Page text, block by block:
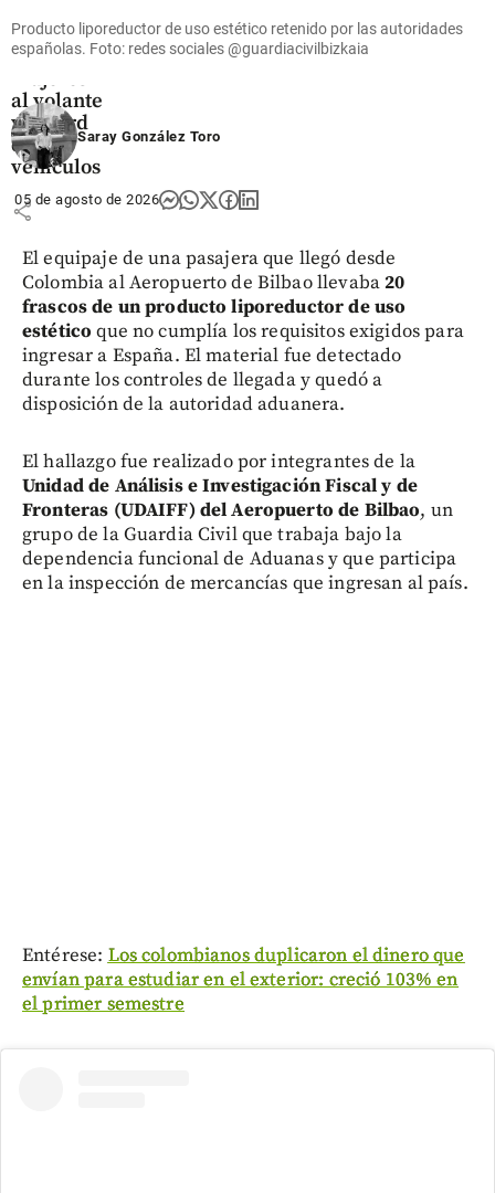
Medellín:
140
mujeres
al volante
y récord
de
vehículos
share
Producto liporeductor de uso estético retenido por las autoridades
españolas. Foto: redes sociales @guardiacivilbizkaia
Saray González Toro
05 de agosto de 2026
El equipaje de una pasajera que llegó desde
Colombia al Aeropuerto de Bilbao llevaba20
frascos de un producto liporeductor de uso
estético que no cumplía los requisitos exigidos para
ingresar a España. El material fue detectado
durante los controles de llegada y quedó a
disposición de la autoridad aduanera.
El hallazgo fue realizado por integrantes de la
Unidad de Análisis e Investigación Fiscal y de
Fronteras (UDAIFF) del Aeropuerto de Bilbao, un
grupo de la Guardia Civil que trabaja bajo la
dependencia funcional de Aduanas y que participa
en la inspección de mercancías que ingresan al país.
Entérese: Los colombianos duplicaron el dinero que
envían para estudiar en el exterior: creció 103% en
el primer semestre